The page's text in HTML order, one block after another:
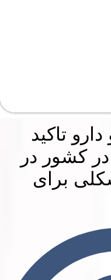
تاکید
کشور در
برای